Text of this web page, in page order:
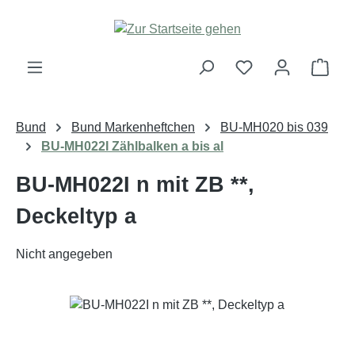
Zum Hauptinhalt springen
Bund Bund Markenheftchen
BU-MH020 bis 039
BU-MH022I Zählbalken a bis al
BU-MH022I n mit ZB **,
Deckeltyp a
Nicht angegeben
Bildergalerie überspringen